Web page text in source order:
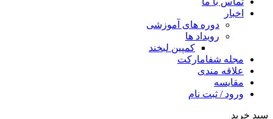
اخبار
دوره های آموزشی
رویداد ها
کمپین لبخند
مجله شفامارکت
علاقه مندی
مقایسه
ورود / ثبت نام
سبد خرید